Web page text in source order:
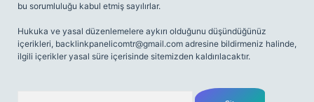
bu sorumluluğu kabul etmiş sayılırlar.
Hukuka ve yasal düzenlemelere aykırı olduğunu düşündüğünüz
içerikleri, backlinkpanelicomtr@gmail.com adresine bildirmeniz halinde,
ilgili içerikler yasal süre içerisinde sitemizden kaldırılacaktır.